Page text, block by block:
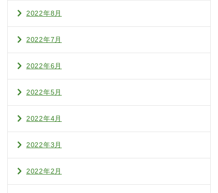
2022年8月
2022年7月
2022年6月
2022年5月
2022年4月
2022年3月
2022年2月